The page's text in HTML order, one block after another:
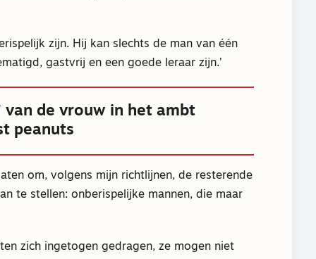
zijn. Hij kan slechts de man van één
gastvrij en een goede leraar zijn.’
van de vrouw in het ambt
peanuts
om, volgens mijn richtlijnen, de resterende
te stellen: onberispelijke mannen, die maar
zich ingetogen gedragen, ze mogen niet